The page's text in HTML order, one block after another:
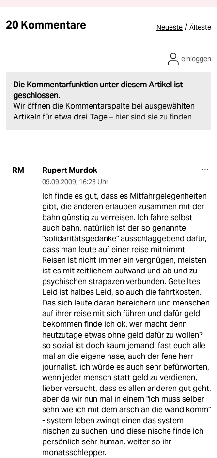
20 Kommentare Neueste / Älteste
Die Kommentarfunktion unter diesem Artikel ist
geschlossen.
Wir öffnen die Kommentarspalte bei ausgewählten
Artikeln für etwa drei Tage – hier sind sie zu finden.
einloggen
RM Rupert Murdok
09.09.2009, 16:23 Uhr
Ich finde es gut, dass es Mitfahrgelegenheiten
gibt, die anderen erlauben zusammen mit der
bahn günstig zu verreisen. Ich fahre selbst
auch bahn. natürlich ist der so genannte
"solidaritätsgedanke" ausschlaggebend dafür,
dass man leute auf einer reise mitnimmt.
Reisen ist nicht immer ein vergnügen, meisten
ist es mit zeitlichem aufwand und ab und zu
psychischen strapazen verbunden. Geteiltes
Leid ist halbes Leid, so auch die fahrtkosten.
Das sich leute daran bereichern und menschen
auf ihrer reise mit sich führen und dafür geld
bekommen finde ich ok. wer macht denn
heutzutage etwas ohne geld dafür zu wollen?
so sozial ist doch kaum jemand. fast euch alle
mal an die eigene nase, auch der fene herr
journalist. ich würde es auch sehr befürworten,
wenn jeder mensch statt geld zu verdienen,
lieber versucht, dass es allen anderen gut geht,
aber da wir nun mal in einem "ich muss selber
sehn wie ich mit dem arsch an die wand komm"
- system leben zwingt einen das system
nischen zu suchen. und diese nische finde ich
persönlich sehr human. weiter so ihr
monatsschlepper.